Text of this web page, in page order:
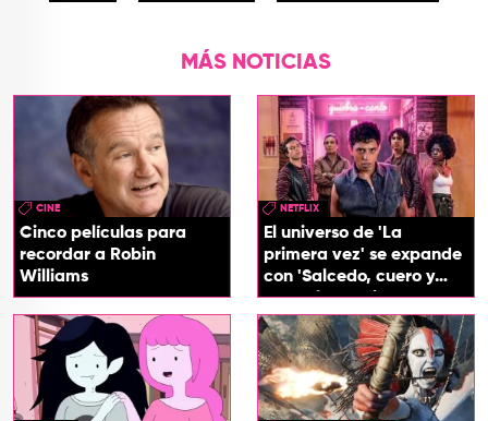
MÁS NOTICIAS
CINE
Cinco películas para
recordar a Robin
Williams
NETFLIX
El universo de 'La
primera vez' se expande
con 'Salcedo, cuero y
boogaloo', spin off